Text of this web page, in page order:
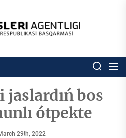
Respublikası
basqarması
isleri
bos
ótpekte
29th, 2022